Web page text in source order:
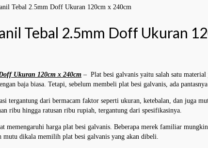
Tebal 2.5mm Doff Ukuran 120cm x 240cm
Tebal 2.5mm Doff Ukuran
Ukuran 120cm x 240cm – Plat besi galvanis yaitu salah satu
baja biasa. Tetapi, sebelum membeli plat besi galvanis, ada
tergantung dari bermacam faktor seperti ukuran, ketebalan, dan juga
ribu hingga ratusan ribu rupiah, tergantung dari spesifikasinya.
memengaruhi harga plat besi galvanis. Beberapa merek familiar
mutu dikala memilih plat besi galvanis yang akan dibeli.